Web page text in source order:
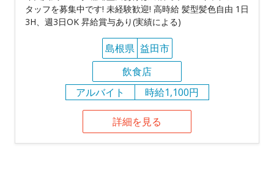
タッフを募集中です! 未経験歓迎! 高時給 髪型髪色自由 1日
3H、週3日OK 昇給賞与あり(実績による)
島根県 益田市
飲食店
アルバイト
時給1,100円
詳細を見る